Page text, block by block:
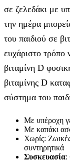
σε ζελεδάκι με
την ημέρα
του παιδιού σε
ευχάριστο τρόπο
βιταμίνη D
βιταμίνης D
σύστημα του
Με υπέροχη
Με καπάκι
Χωρίς:
συντηρητικά
Συσκευασία: